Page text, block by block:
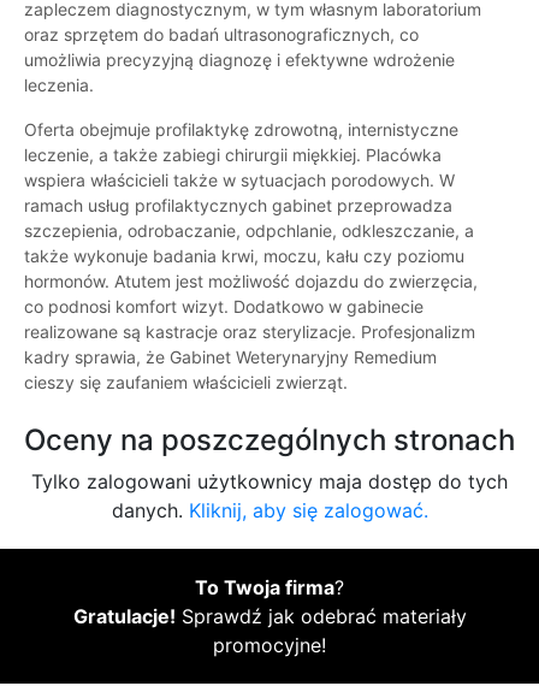
zapleczem diagnostycznym, w tym własnym laboratorium
oraz sprzętem do badań ultrasonograficznych, co
umożliwia precyzyjną diagnozę i efektywne wdrożenie
leczenia.
Oferta obejmuje profilaktykę zdrowotną, internistyczne
leczenie, a także zabiegi chirurgii miękkiej. Placówka
wspiera właścicieli także w sytuacjach porodowych. W
ramach usług profilaktycznych gabinet przeprowadza
szczepienia, odrobaczanie, odpchlanie, odkleszczanie, a
także wykonuje badania krwi, moczu, kału czy poziomu
hormonów. Atutem jest możliwość dojazdu do zwierzęcia,
co podnosi komfort wizyt. Dodatkowo w gabinecie
realizowane są kastracje oraz sterylizacje. Profesjonalizm
kadry sprawia, że Gabinet Weterynaryjny Remedium
cieszy się zaufaniem właścicieli zwierząt.
Oceny na poszczególnych stronach
Tylko zalogowani użytkownicy maja dostęp do tych
danych. Kliknij, aby się zalogować.
To Twoja firma?
Gratulacje! Sprawdź jak odebrać materiały
promocyjne!